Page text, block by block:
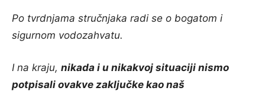
Po tvrdnjama stručnjaka radi se o bogatom i
sigurnom vodozahvatu.
I na kraju, nikada i u nikakvoj situaciji nismo
potpisali ovakve zaključke kao naš